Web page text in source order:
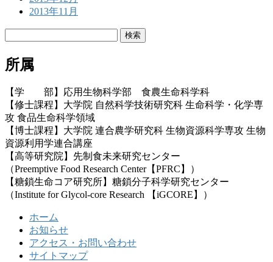
2013年11月
所属
【学 部】応用生物科学部 食農生命科学科
【修士課程】大学院 自然科学技術研究科 生命科学・化学専
攻 食品生命科学領域
【博士課程】大学院 連合農学研究科 生物資源科学専攻 生物
資源利用学連合講座
【高等研究院】先制食未来研究センター
（Preemptive Food Research Center【PFRC】）
【糖鎖生命コア研究所】糖鎖分子科学研究センター
（Institute for Glycol-core Research 【iGCORE】）
ホーム
お知らせ
アクセス・お問い合わせ
サイトマップ